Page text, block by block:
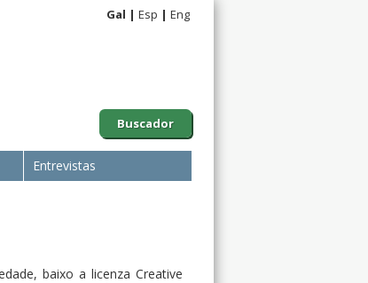
Buscador
Gal Esp Eng
Entrevistas
baixo a licenza Creative